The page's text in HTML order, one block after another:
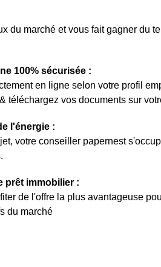
du marché et vous fait gagner du
100% sécurisée :
en ligne selon votre profil
téléchargez vos documents sur
l'énergie :
votre conseiller papernest
prêt immobilier :
de l'offre la plus avantageuse
du marché